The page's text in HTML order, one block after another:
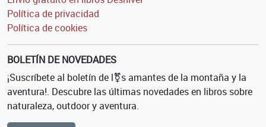
Política de privacidad
Política de cookies
BOLETÍN DE NOVEDADES
¡Suscríbete al boletín de l⚧s amantes de la montaña y la
aventura!. Descubre las últimas novedades en libros sobre
naturaleza, outdoor y aventura.